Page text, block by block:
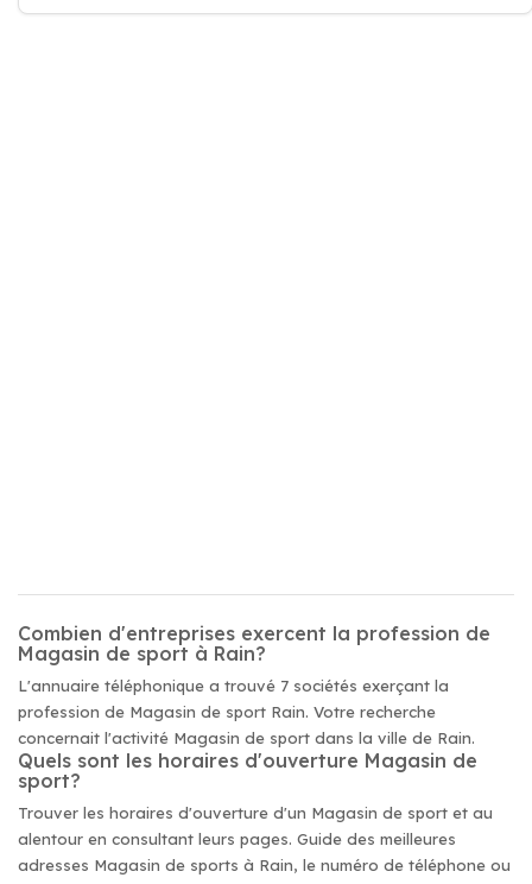
Combien d'entreprises exercent la profession de
Magasin de sport à Rain?
L'annuaire téléphonique a trouvé 7 sociétés exerçant la
profession de Magasin de sport Rain. Votre recherche
concernait l'activité Magasin de sport dans la ville de Rain.
Quels sont les horaires d'ouverture Magasin de
sport?
Trouver les horaires d'ouverture d'un Magasin de sport et au
alentour en consultant leurs pages. Guide des meilleures
adresses Magasin de sports à Rain, le numéro de téléphone ou